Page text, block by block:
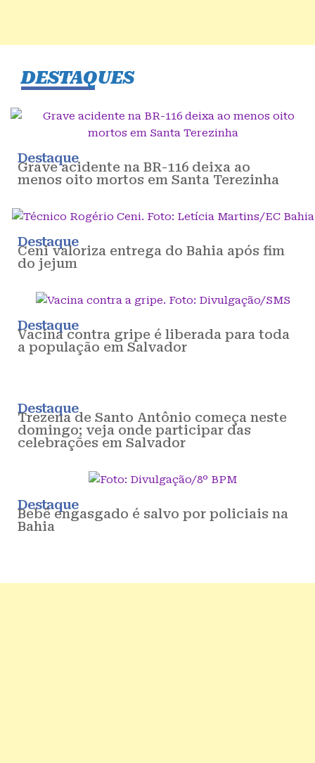
DESTAQUES
Destaque
Grave acidente na BR-116 deixa ao
menos oito mortos em Santa Terezinha
Destaque
Ceni valoriza entrega do Bahia após fim
do jejum
Destaque
Vacina contra gripe é liberada para toda
a população em Salvador
Destaque
Trezena de Santo Antônio começa neste
domingo; veja onde participar das
celebrações em Salvador
Destaque
Bebê engasgado é salvo por policiais na
Bahia